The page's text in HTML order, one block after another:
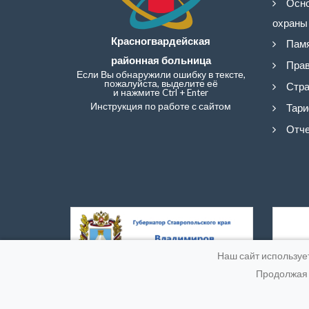
Красногвардейская
районная больница
Если Вы обнаружили ошибку в тексте,
пожалуйста, выделите её
и нажмите Ctrl + Enter
Инструкция по работе с сайтом
охраны
Наш сайт
Продолжая